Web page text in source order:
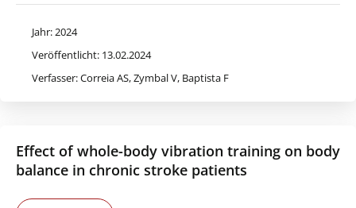
Jahr: 2024
Veröffentlicht: 13.02.2024
Verfasser: Correia AS, Zymbal V, Baptista F
Effect of whole-body vibration training on body
balance in chronic stroke patients